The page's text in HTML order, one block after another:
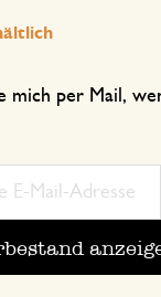
mich per Mail,